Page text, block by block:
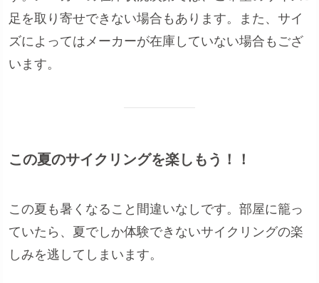
足を取り寄せできない場合もあります。また、サイ
ズによってはメーカーが在庫していない場合もござ
います。
この夏のサイクリングを楽しもう！！
この夏も暑くなること間違いなしです。部屋に籠っ
ていたら、夏でしか体験できないサイクリングの楽
しみを逃してしまいます。